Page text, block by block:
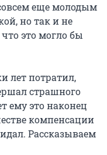
еще молодым
но так и не
это могло бы
лет потратил,
страшного
ему это наконец
компенсации
Рассказываем